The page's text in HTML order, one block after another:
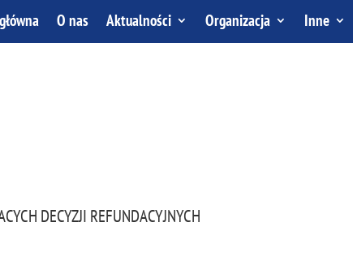
O nas Aktualności Organizacja Inne
DECYZJI REFUNDACYJNYCH